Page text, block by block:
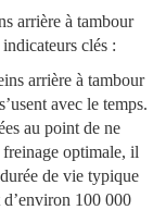
arrière à tambour
clés :
arrière à tambour
avec le temps.
au point de ne
optimale, il
de vie typique
d’environ 100 000